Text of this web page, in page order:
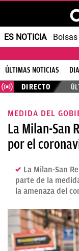
ES NOTICIA
ÚLTIMAS NOTICIAS
DIRECTO
MEDIDA DEL
La Milan-San
por el
La Milan-San
parte de la
la amenaza del